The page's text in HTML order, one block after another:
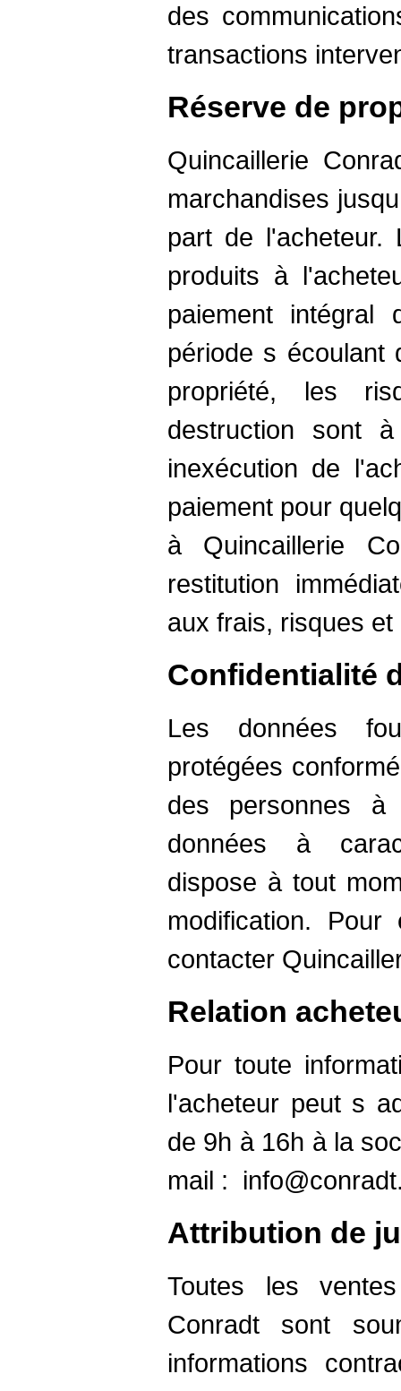
des
transactions
Réserve de
Quincaillerie
marchandises
part de l'acheteur.
produits à
paiement intégral
période s écoulant
propriété, les
destruction sont
inexécution de
paiement pour
à Quincaillerie
restitution
aux frais, risques
Confidentialité
Les données
protégées
des personnes
données à
dispose à tout
modification.
contacter
Relation
Pour toute
l'acheteur peut s
de 9h à 16h à la
mail :
Attribution de
Toutes les
Conradt sont
informations